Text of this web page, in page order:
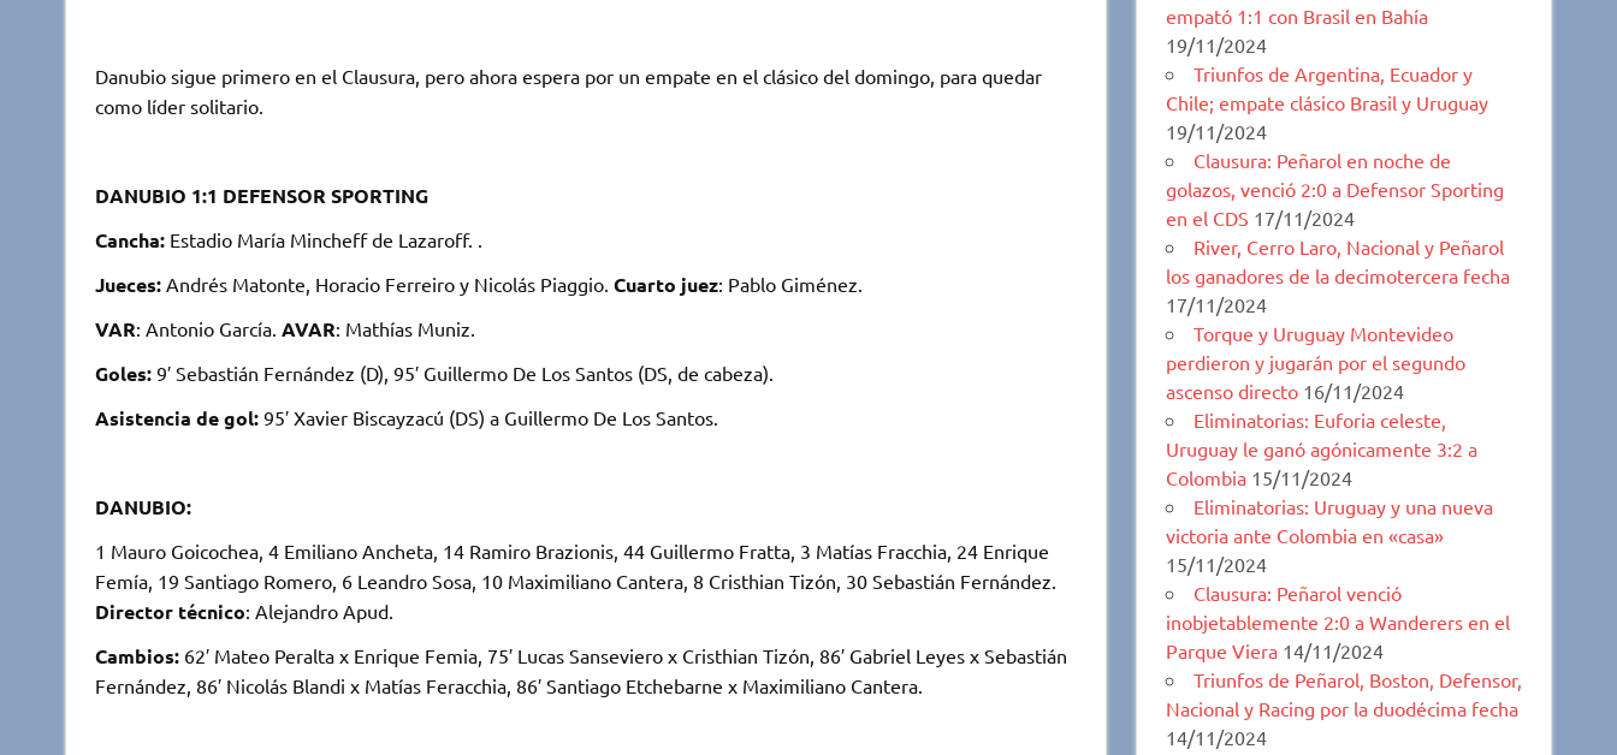
Danubio sigue primero en el Clausura, pero ahora espera por un empate en el clásico del domingo, para quedar
como líder solitario.
DANUBIO 1:1 DEFENSOR SPORTING
Cancha:Estadio María Mincheff de Lazaroff. .
Jueces:Andrés Matonte, Horacio Ferreiro y Nicolás Piaggio. Cuarto juez: Pablo Giménez.
VAR: Antonio García. AVAR: Mathías Muniz.
Goles:9′ Sebastián Fernández (D), 95′ Guillermo De Los Santos (DS, de cabeza).
Asistencia de gol:95′ Xavier Biscayzacú (DS) a Guillermo De Los Santos.
DANUBIO:
1 Mauro Goicochea, 4 Emiliano Ancheta, 14 Ramiro Brazionis, 44 Guillermo Fratta, 3 Matías Fracchia, 24 Enrique
Femía, 19 Santiago Romero, 6 Leandro Sosa, 10 Maximiliano Cantera, 8 Cristhian Tizón, 30 Sebastián Fernández.
Director técnico: Alejandro Apud.
Cambios: 62′ Mateo Peralta x Enrique Femia, 75′ Lucas Sanseviero x Cristhian Tizón, 86′ Gabriel Leyes x Sebastián
Fernández, 86′ Nicolás Blandi x Matías Feracchia, 86′ Santiago Etchebarne x Maximiliano Cantera.
empató 1:1 con Brasil en Bahía
19/11/2024
Triunfos de Argentina, Ecuador y
Chile; empate clásico Brasil y Uruguay
19/11/2024
Clausura: Peñarol en noche de
golazos, venció 2:0 a Defensor Sporting
en el CDS 17/11/2024
River, Cerro Laro, Nacional y Peñarol
los ganadores de la decimotercera fecha
17/11/2024
Torque y Uruguay Montevideo
perdieron y jugarán por el segundo
ascenso directo 16/11/2024
Eliminatorias: Euforia celeste,
Uruguay le ganó agónicamente 3:2 a
Colombia 15/11/2024
Eliminatorias: Uruguay y una nueva
victoria ante Colombia en «casa»
15/11/2024
Clausura: Peñarol venció
inobjetablemente 2:0 a Wanderers en el
Parque Viera 14/11/2024
Triunfos de Peñarol, Boston, Defensor,
Nacional y Racing por la duodécima fecha
14/11/2024